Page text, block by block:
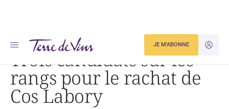
JE
JE M'ABONNE
Accueil Trois candidats sur les rangs pour le rachat de Cos Labory
Trois candidats sur les
rangs pour le rachat de
Cos Labory